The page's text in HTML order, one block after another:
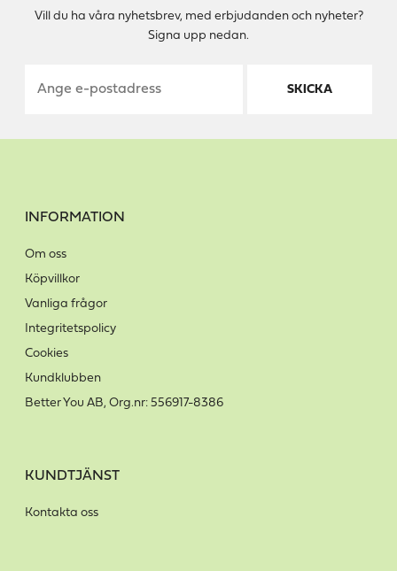
Vill du ha våra nyhetsbrev, med erbjudanden och nyheter?
Signa upp nedan.
SKICKA
INFORMATION
Om oss
Köpvillkor
Vanliga frågor
Integritetspolicy
Cookies
Kundklubben
Better You AB, Org.nr: 556917-8386
KUNDTJÄNST
Kontakta oss